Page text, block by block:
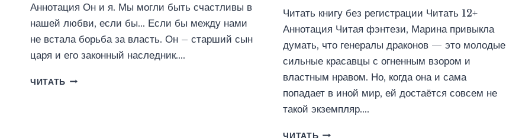
Аннотация Он и я. Мы могли быть счастливы в
нашей любви, если бы… Если бы между нами
не встала борьба за власть. Он – старший сын
царя и его законный наследник….
ЧИТАТЬ Я
Читать книгу без регистрации Читать 12+
Аннотация Читая фэнтези, Марина привыкла
думать, что генералы драконов — это молодые
сильные красавцы с огненным взором и
властным нравом. Но, когда она и сама
попадает в иной мир, ей достаётся совсем не
такой экземпляр….
ЧИТАТЬ ГЕНЕРАЛЬША